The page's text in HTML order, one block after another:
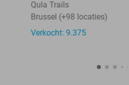
Qula Trails
Brussel (+98 locaties)
Verkocht: 9.375